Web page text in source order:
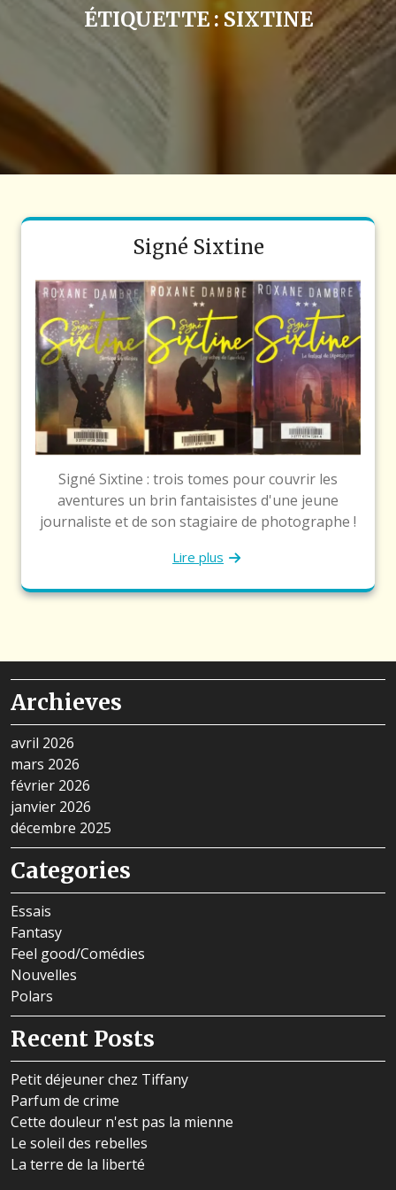
ÉTIQUETTE :SIXTINE
Signé Sixtine
Signé Sixtine : trois tomes pour couvrir les
aventures un brin fantaisistes d'une jeune
journaliste et de son stagiaire de photographe !
Lire plus
Archieves
avril 2026
mars 2026
février 2026
janvier 2026
décembre 2025
Categories
Essais
Fantasy
Feel good/Comédies
Nouvelles
Polars
Recent Posts
Petit déjeuner chez Tiffany
Parfum de crime
Cette douleur n'est pas la mienne
Le soleil des rebelles
La terre de la liberté